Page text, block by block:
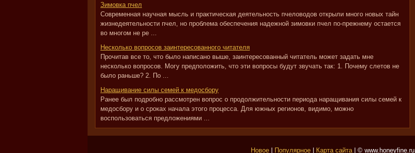
Зимовка пчел
Современная научная мысль и практическая деятельность пчеловодов открыли много новых тайн
жизнедеятельности пчел, но проблема обеспечения надежной зимовки пчел по-прежнему остается
во многом не ре ...
Несколько вопросов заинтересованного читателя
Прочитав все то, что было написано выше, заинтересованный читатель может задать мне
несколько вопросов. Могу предположить, что эти вопросы будут звучать так: 1. Почему слетов не
было раньше? 2. По ...
Наращивание силы семей к медосбору
Ранее был подробно рассмотрен вопрос о продолжительности периода наращивания силы семей к
медосбору и о сроках начала этого процесса. Для южных регионов, видимо, можно
воспользоваться предложениями ...
Новое| Популярное| Карта сайта| © www.honeyfine.ru